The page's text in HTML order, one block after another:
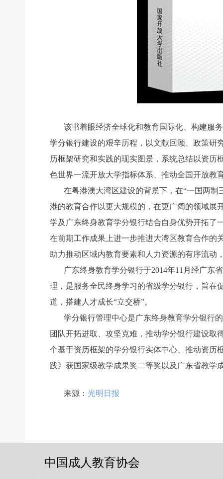
前一个： 无
该书着眼经济全球化和教育国际化、构建服
学分银行建设的艰辛历程，以文献回顾、政策研
历框架研究和实践的现实图景，系统总结以资
色世界一流开放大学指标体系、推动全国开放教
在粤港澳大湾区建设的背景下，在“一国两
港的教育合作以更大规模的，在更广阔的领域展
学及广东终身教育学分银行结合自身优势开拓了
在前期工作成果上进一步推进大湾区教育合作的
助力推动区域内教育要素和人力资源的有序流动
广东终身教育学分银行于2014年11月经广东
理，是服务全民终身学习的省级学分银行，旨在
道，搭建人才成长“立交桥”。
学分银行管理中心是广东终身教育学分银行
团队开拓进取、攻坚克难，推动学分银行建设
个基于资历框架的学分银行实体中心、推动资历
践》获国家级教学成果奖二等奖以及广东省教学
来源： 光明日报
中国成人教育协会